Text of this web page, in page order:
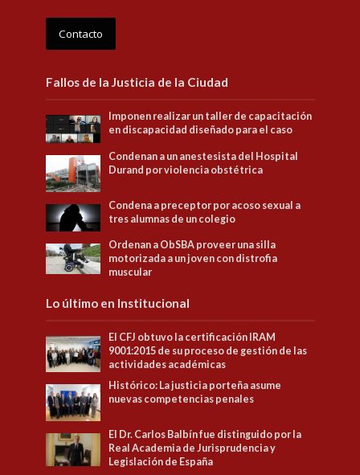
Contacto
Fallos de la Justicia de la Ciudad
Imponen realizar un taller de capacitación
en discapacidad diseñado para el caso
Condenan a un anestesista del Hospital
Durand por violencia obstétrica
Condena a preceptor por acoso sexual a
tres alumnas de un colegio
Ordenan a ObSBA proveer una silla
motorizada a un joven con distrofia
muscular
Lo último en Institucional
El CFJ obtuvo la certificación IRAM
9001:2015 de su proceso de gestión de las
actividades académicas
Histórico: La justicia porteña asume
nuevas competencias penales
El Dr. Carlos Balbín fue distinguido por la
Real Academia de Jurisprudencia y
Legislación de España